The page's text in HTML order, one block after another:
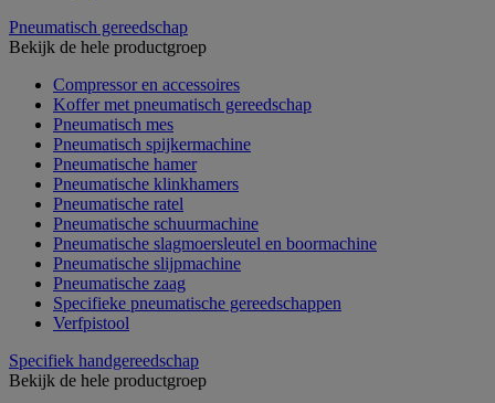
Pneumatisch gereedschap
Bekijk de hele productgroep
Compressor en accessoires
Koffer met pneumatisch gereedschap
Pneumatisch mes
Pneumatisch spijkermachine
Pneumatische hamer
Pneumatische klinkhamers
Pneumatische ratel
Pneumatische schuurmachine
Pneumatische slagmoersleutel en boormachine
Pneumatische slijpmachine
Pneumatische zaag
Specifieke pneumatische gereedschappen
Verfpistool
Specifiek handgereedschap
Bekijk de hele productgroep